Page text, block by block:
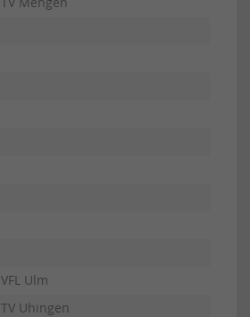
VFL Ulm
TV Uhingen